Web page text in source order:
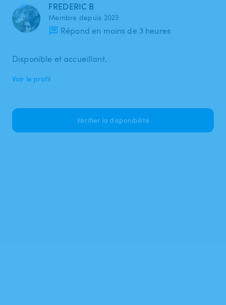
FREDERIC B
Membre depuis 2023
Répond en moins de 3 heures
Disponible et accueillant.
Voir le profil
Vérifier la disponibilité